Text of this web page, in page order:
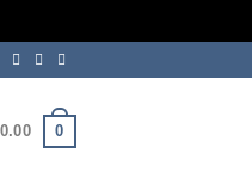
0.00 0